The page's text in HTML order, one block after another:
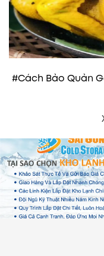
#Cách Bảo Quản